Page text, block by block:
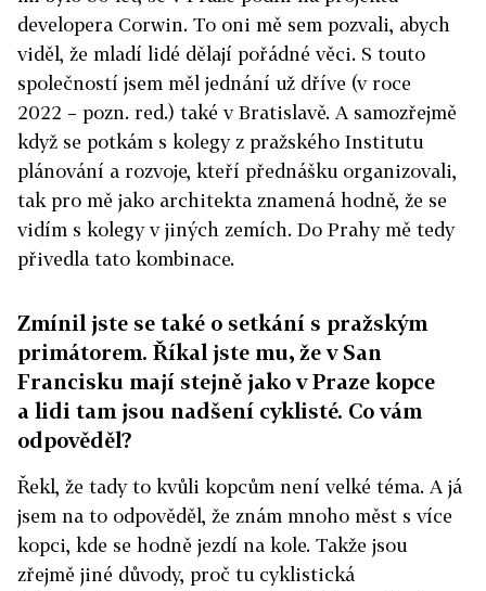
developera Corwin. To oni mě sem pozvali, abych
viděl, že mladí lidé dělají pořádné věci. S touto
společností jsem měl jednání už dříve (v roce
2022 – pozn. red.) také v Bratislavě. A samozřejmě
když se potkám s kolegy z pražského Institutu
plánování a rozvoje, kteří přednášku organizovali,
tak pro mě jako architekta znamená hodně, že se
vidím s kolegy v jiných zemích. Do Prahy mě tedy
přivedla tato kombinace.
Zmínil jste se také o setkání s pražským
primátorem. Říkal jste mu, že v San
Francisku mají stejně jako v Praze kopce
a lidi tam jsou nadšení cyklisté. Co vám
odpověděl?
Řekl, že tady to kvůli kopcům není velké téma. A já
jsem na to odpověděl, že znám mnoho měst s více
kopci, kde se hodně jezdí na kole. Takže jsou
zřejmě jiné důvody, proč tu cyklistická